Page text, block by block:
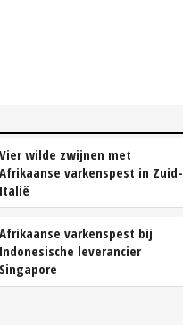
Vier wilde zwijnen met
Afrikaanse varkenspest in Zuid-
Italië
Afrikaanse varkenspest bij
Indonesische leverancier
Singapore